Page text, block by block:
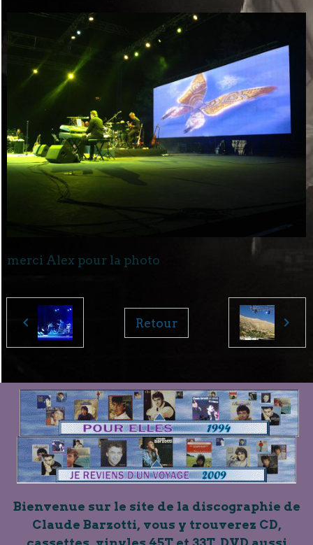
merci Alex pour la photo
Retour
Bienvenue sur le site de la discographie de
Claude Barzotti, vous y trouverez CD,